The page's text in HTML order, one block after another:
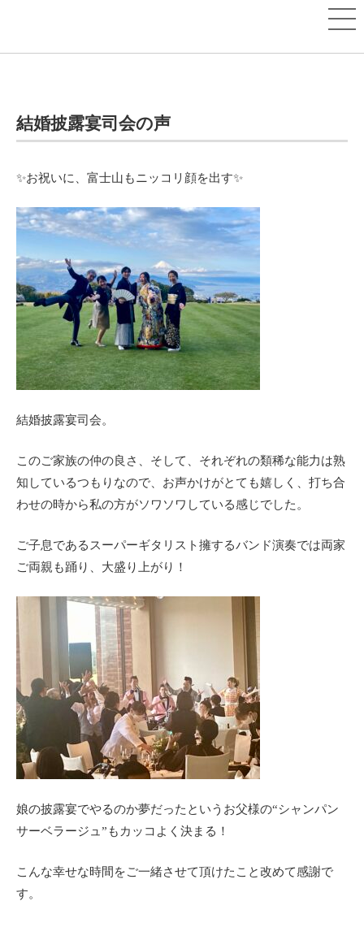
結婚披露宴司会の声
✨お祝いに、富士山もニッコリ顔を出す✨
結婚披露宴司会。
このご家族の仲の良さ、そして、それぞれの類稀な能力は熟
知しているつもりなので、お声かけがとても嬉しく、打ち合
わせの時から私の方がソワソワしている感じでした。
ご子息であるスーパーギタリスト擁するバンド演奏では両家
ご両親も踊り、大盛り上がり！
娘の披露宴でやるのか夢だったというお父様の“シャンパン
サーベラージュ”もカッコよく決まる！
こんな幸せな時間をご一緒させて頂けたこと改めて感謝で
す。